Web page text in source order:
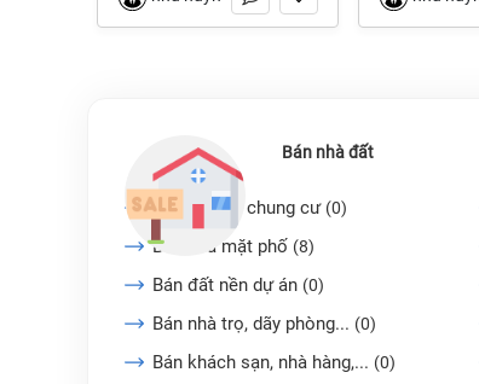
Bán nhà đất
Bán căn hộ chung cư (0)
Bán nhà mặt phố (8)
Bán đất nền dự án (0)
Bán nhà trọ, dãy phòng... (0)
Bán khách sạn, nhà hàng,... (0)